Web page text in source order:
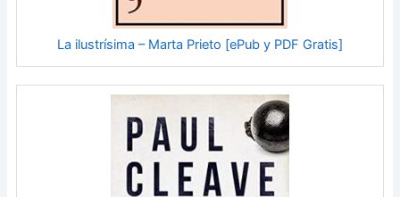
La ilustrísima – Marta Prieto [ePub y PDF Gratis]